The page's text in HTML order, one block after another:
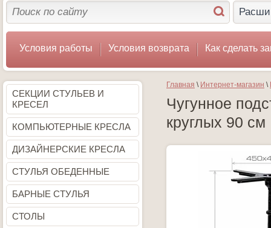
Условия работы Условия возврата Как сделать
СЕКЦИИ СТУЛЬЕВ И
КРЕСЕЛ
КОМПЬЮТЕРНЫЕ КРЕСЛА
ДИЗАЙНЕРСКИЕ КРЕСЛА
СТУЛЬЯ ОБЕДЕННЫЕ
БАРНЫЕ СТУЛЬЯ
СТОЛЫ
Главная \ Интернет-магазин \
Чугунное
круглых 90 см